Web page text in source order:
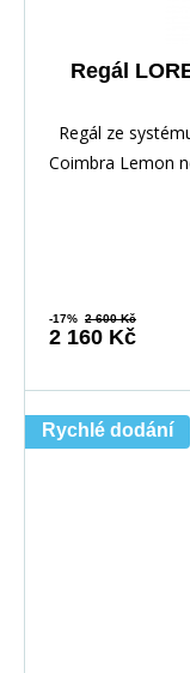
Regál
Regál ze
Coimbra Lemon
-17% 2 600 Kč
2 160 Kč
Rychlé dodání